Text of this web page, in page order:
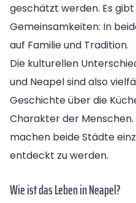
geschätzt werden. Es
Gemeinsamkeiten: In
auf Familie und Tradition.
Die kulturellen
und Neapel sind also
Geschichte über die
Charakter der
machen beide Städte
entdeckt zu werden.
Wie ist das Leben in Neapel?